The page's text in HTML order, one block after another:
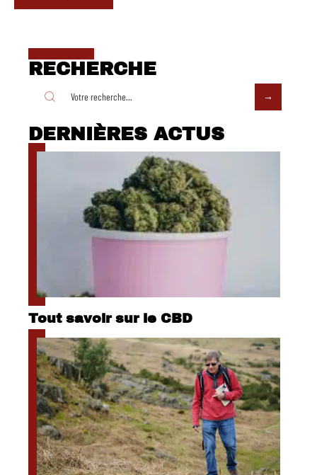
RECHERCHE
DERNIÈRES ACTUS
Tout savoir sur le CBD